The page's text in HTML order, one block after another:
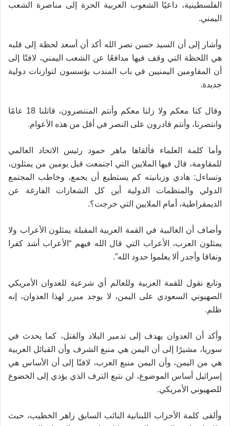
الفلسطينية، داعيًا الشعوب العربية الحرة إلى مناصرة الشعب
اليمني.
وأشار إلى أن السيد حسن نصر الله أكد أن أسعد لحظة إلى قلبه
هي اللحظة التي وقف فيها مدافعًا عن الشعب اليمني، لافتًا إلى
أن المقاومين اليمنيين في باب المندب يؤسسون لتوازنات دولية
جديدة.
وقال كنا معكم ولا زلنا معكم وأنتم المنتصرون، قاتلنا 18 عامًا
وانتصرنا، وأنتم قادرون على النصر في أقل من هذه الأعوام.
وأما كلمة العلماء فألقاها ماهر حمود رئيس الاتحاد العالمي
للمقاومة، قال فيها الملايين التي اجتمعت قبل يومين من يمثلون،
وتساءل: هادي وزبانيته كم يستطيع أن يجمع، وخاطب المجتمع
الدولي والمنظمات الدولية أين كل الشعارات الفارغة عن
الديمقراطية، أمام الملايين التي خرجت؟.
وأضاف أن الغالبية في القمة العربية المقبلة يمثلون الأعراب ولا
يمثلون العرب، الأعراب التي قال الله فيهم “الأعراب أشد كفرا
ونفاقا وأجدر ألا يعلموا حدود الله”.
وتابع نقول للقمة العربية وللعالم أي شرعية للعدوان الأمريكي
الصهيوني السعودي على اليمن، لا يوجد مبرر لهذا العدوان، إنه
ظلم.
وأكد أن العدوان يهدف إلى تدمير البلاد والقتل، كما يحدث في
سوريا، مشيرًا إلى أن اليمن هي منبع الشرف وأن القبائل العربية
هي من اليمن، وأن اليمن منبع العرب، لافتًا إلى أن الأساس هي
إسرائيل أساس الموضوع، لن نتبع الترف الذي يؤدي إلى الخضوع
للصهيوني الأمريكي.
وألقى كلمة الأحزاب اللبنانية النائب السابق زاهر الخطيب، حيث